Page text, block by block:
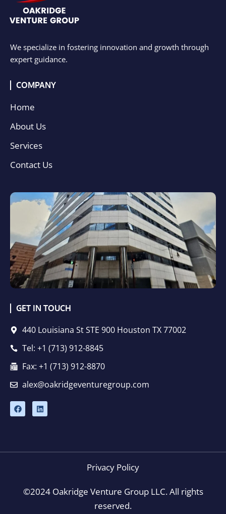
We specialize in fostering innovation and growth through
expert guidance.
COMPANY
Home
About Us
Services
Contact Us
GET IN TOUCH
440 Louisiana St STE 900 Houston TX 77002
Tel: +1 (713) 912-8845
Fax: +1 (713) 912-8870
alex@oakridgeventuregroup.com
F
a
c
o
L
i
n
i
©2024 Oakridge Venture Group LLC. All rights
reserved.
Privacy Policy